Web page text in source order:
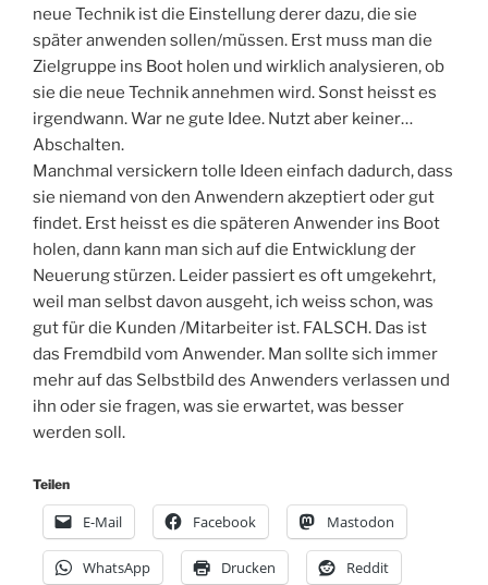
neue Technik ist die Einstellung derer dazu, die sie
später anwenden sollen/müssen. Erst muss man die
Zielgruppe ins Boot holen und wirklich analysieren, ob
sie die neue Technik annehmen wird. Sonst heisst es
irgendwann. War ne gute Idee. Nutzt aber keiner…
Abschalten.
Manchmal versickern tolle Ideen einfach dadurch, dass
sie niemand von den Anwendern akzeptiert oder gut
findet. Erst heisst es die späteren Anwender ins Boot
holen, dann kann man sich auf die Entwicklung der
Neuerung stürzen. Leider passiert es oft umgekehrt,
weil man selbst davon ausgeht, ich weiss schon, was
gut für die Kunden /Mitarbeiter ist. FALSCH. Das ist
das Fremdbild vom Anwender. Man sollte sich immer
mehr auf das Selbstbild des Anwenders verlassen und
ihn oder sie fragen, was sie erwartet, was besser
werden soll.
Teilen
E-Mail Facebook Mastodon
WhatsApp Drucken Reddit